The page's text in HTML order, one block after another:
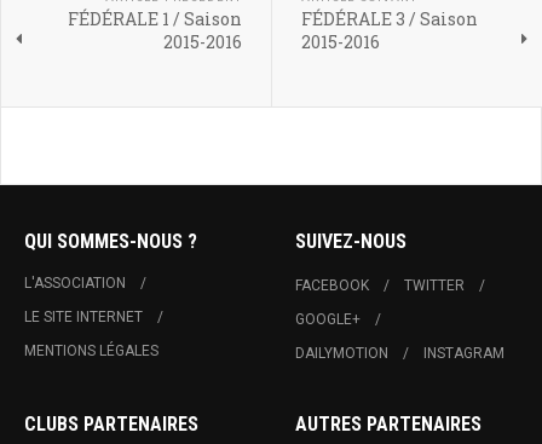
FÉDÉRALE 1 / Saison
2015-2016
FÉDÉRALE 3 / Saison
2015-2016
QUI SOMMES-NOUS ?
L'ASSOCIATION
LE SITE INTERNET
MENTIONS LÉGALES
SUIVEZ-NOUS
FACEBOOK
TWITTER
GOOGLE+
DAILYMOTION
INSTAGRAM
CLUBS PARTENAIRES AUTRES PARTENAIRES